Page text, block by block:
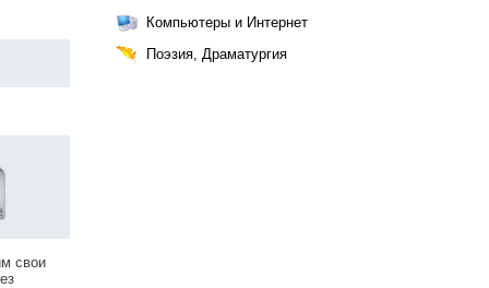
свои
Компьютеры и Интернет
Поэзия, Драматургия